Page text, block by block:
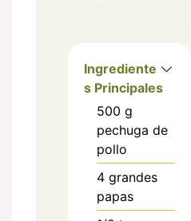
Ingrediente
s Principales
500 g
pechuga de
pollo
4 grandes
papas